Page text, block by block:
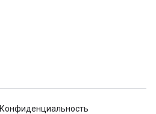
Конфиденциальность